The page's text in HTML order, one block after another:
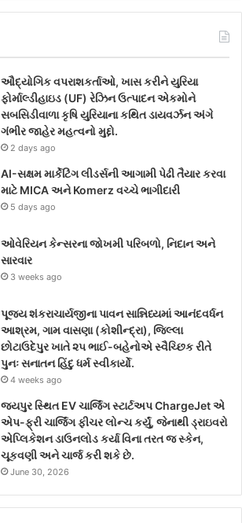
ઔદ્યોગિક વપરાશકર્તાઓ, ખાસ કરીને યુરિયા
ફોર્માલ્ડીહાઇડ (UF) રેઝિન ઉત્પાદન એકમોને
સબસિડીવાળા કૃષિ યુરિયાના કથિત ડાયવર્ઝન અંગે
ગંભીર જાહેર મહત્વનો મુદ્દો.
2 days ago
AI-સક્ષમ માર્કેટિંગ લીડર્સની આગામી પેઢી તૈયાર કરવા
માટે MICA અને Komerz વચ્ચે ભાગીદારી
5 days ago
ઓવેરિયન કેન્સરના જોખમી પરિબળો, નિદાન અને
સારવાર
3 weeks ago
પૂજ્ય શંકરાચાર્યજીના પાવન સાન્નિધ્યમાં આનંદવર્ધન
આશ્રમ, ગામ વાસણા (કોશીન્દ્રા), જિલ્લા
છોટાઉદેપુર ખાતે ૨૫ ભાઈ-બહેનોએ સ્વૈચ્છિક રીતે
પુનઃ સનાતન હિંદુ ધર્મ સ્વીકાર્યો.
4 weeks ago
જયપુર સ્થિત EV ચાર્જિંગ સ્ટાર્ટઅપ ChargeJet એ
એપ-ફ્રી ચાર્જિંગ ફીચર લોન્ચ કર્યું, જેનાથી ડ્રાઇવરો
એપ્લિકેશન ડાઉનલોડ કર્યા વિના તરત જ સ્કેન,
ચૂકવણી અને ચાર્જ કરી શકે છે.
June 30, 2026